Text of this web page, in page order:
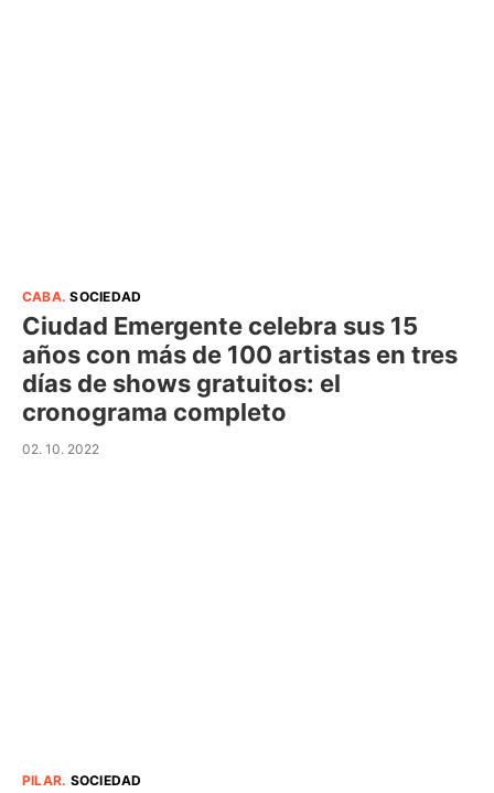
CABA.SOCIEDAD
Ciudad Emergente celebra sus 15
años con más de 100 artistas en tres
días de shows gratuitos: el
cronograma completo
02. 10. 2022
PILAR. SOCIEDAD